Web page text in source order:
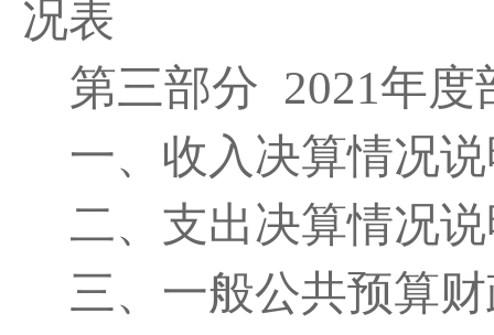
况表
第三部分 2021年度
一、收入决算情况
二、支出决算情况
三、一般公共预算